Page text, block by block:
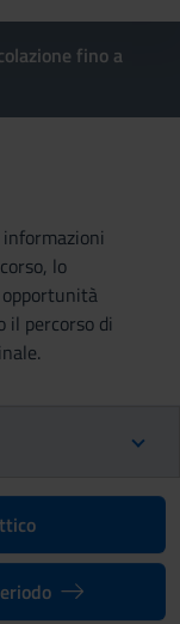
fino a
lo
percorso di